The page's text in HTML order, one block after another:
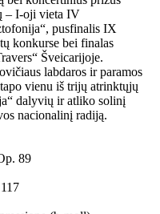
– I-oji vieta IV
pusfinalis IX
konkurse bei finalas
Šveicarijoje.
labdaros ir paramos
vienu iš trijų atrinktųjų
dalyvių ir atliko solinį
nacionalinį radiją.
89